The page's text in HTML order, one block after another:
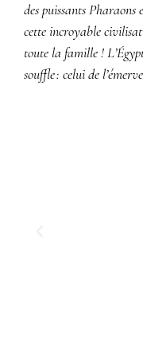
des puissants Pharaons
cette incroyable
toute la famille !
souffle : celui de